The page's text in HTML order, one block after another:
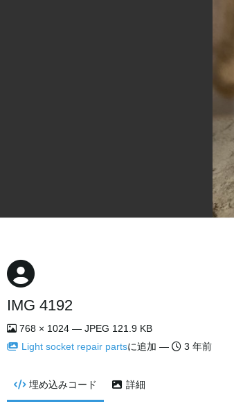
IMG 4192
768 × 1024 — JPEG 121.9 KB
Light socket repair partsに追加 — 3 年前
埋め込みコード 詳細